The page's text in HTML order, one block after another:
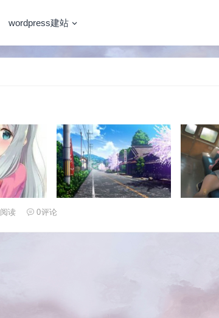
wordpress建站
阅读 0评论